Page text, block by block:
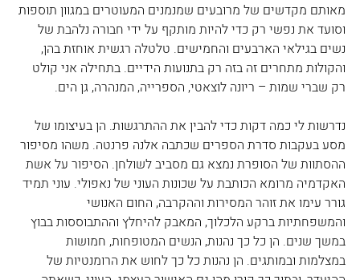
מאותם מקדשים של מרובעים שמנמנים המעוטרים במגוון תוספות
וסועד את נפשי רק כדי להיות מותקף על ידי חבורה נלהבת של
נשים בגילאי הארבעים והחמישים. טלטלה רגשית אוחזת בהן,
והקולות מתחרים זה בזה רק בתנועות הידיים. בתחילה אני קולט
רק שברי שמות – ריונה לוצאטי, הספרייה, המנהרה, גן הים.
נדרשות לי כמה דקות כדי להבין את ההתרגשות. הן בעיצומו של
מסע בעקבות סדרת הספרים שכתבה אלנה פרנטה. משהו מסיפור
ההסתוות של הסופרת נמצא גם מסביב לשולחן. הסיפור על אשת
האקדמיה מרומא הכותבת על שכונות העוני של נאפולי. עוני תמיד
גורר עימו את זוהר המסירות וההקרבה, החום האנושי
והמשפחתיות ברקע הלכלוך, המאבק להיחלץ וההתבוססות בבוץ
במשך שנים. הן כל כך נהנות, הנשים המטופחות, חמושות
במצלמות ובמותגים. הן נהנות כל כך לחוש את הרומנטיות של